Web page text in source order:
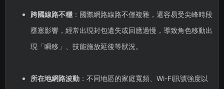
跨國線路不穩：國際網路線路不僅複雜，還容易受尖峰時段
壅塞影響，經常出現封包遺失或回應過慢，導致角色移動出
現「瞬移」、技能施放延後等狀況。
所在地網路波動：不同地區的家庭寬頻、Wi-Fi訊號強度以